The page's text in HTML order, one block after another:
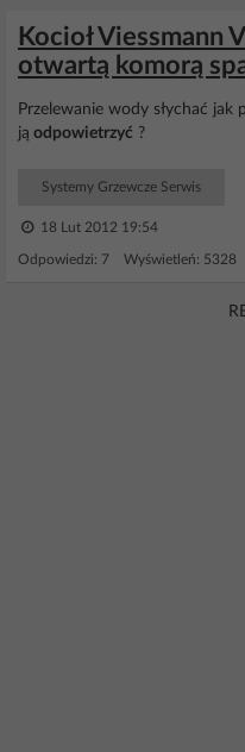
Kocioł Viessmann
otwartą komorą
Przelewanie wody słychać
ją odpowietrzyć ?
Systemy Grzewcze Serwis
18 Lut 2012 19:54
Odpowiedzi: 7 Wyświetleń: 5328